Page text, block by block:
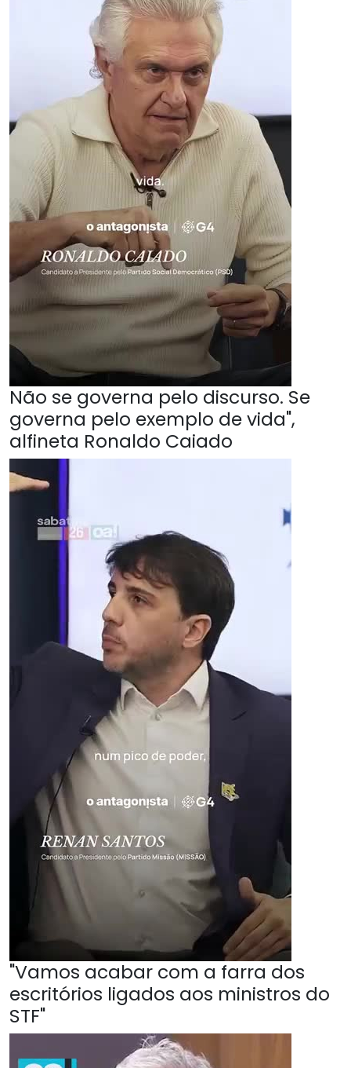
Não se governa pelo discurso. Se
governa pelo exemplo de vida",
alfineta Ronaldo Caiado
"Vamos acabar com a farra dos
escritórios ligados aos ministros do
STF"